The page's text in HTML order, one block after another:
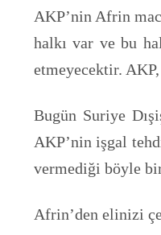
AKP’nin Afrin
halkı var ve bu
etmeyecektir.
Bugün Suriye
AKP’nin işgal
vermediği böyle
Afrin’den elinizi